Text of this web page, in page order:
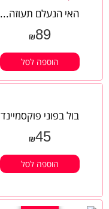
האי הנעלם תעוזה...
₪89
הוספה לסל
בול בפוני פוקסמיינד
₪45
הוספה לסל